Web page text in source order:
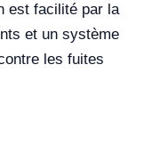
est facilité par la
et un système
les fuites